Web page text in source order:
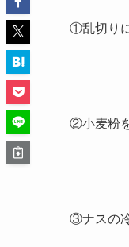
①乱切り
②小麦粉
③ナスの